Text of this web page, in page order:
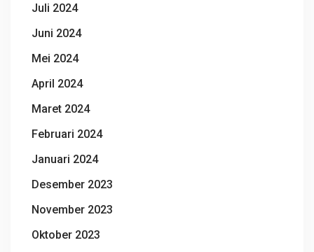
Juli 2024
Juni 2024
Mei 2024
April 2024
Maret 2024
Februari 2024
Januari 2024
Desember 2023
November 2023
Oktober 2023